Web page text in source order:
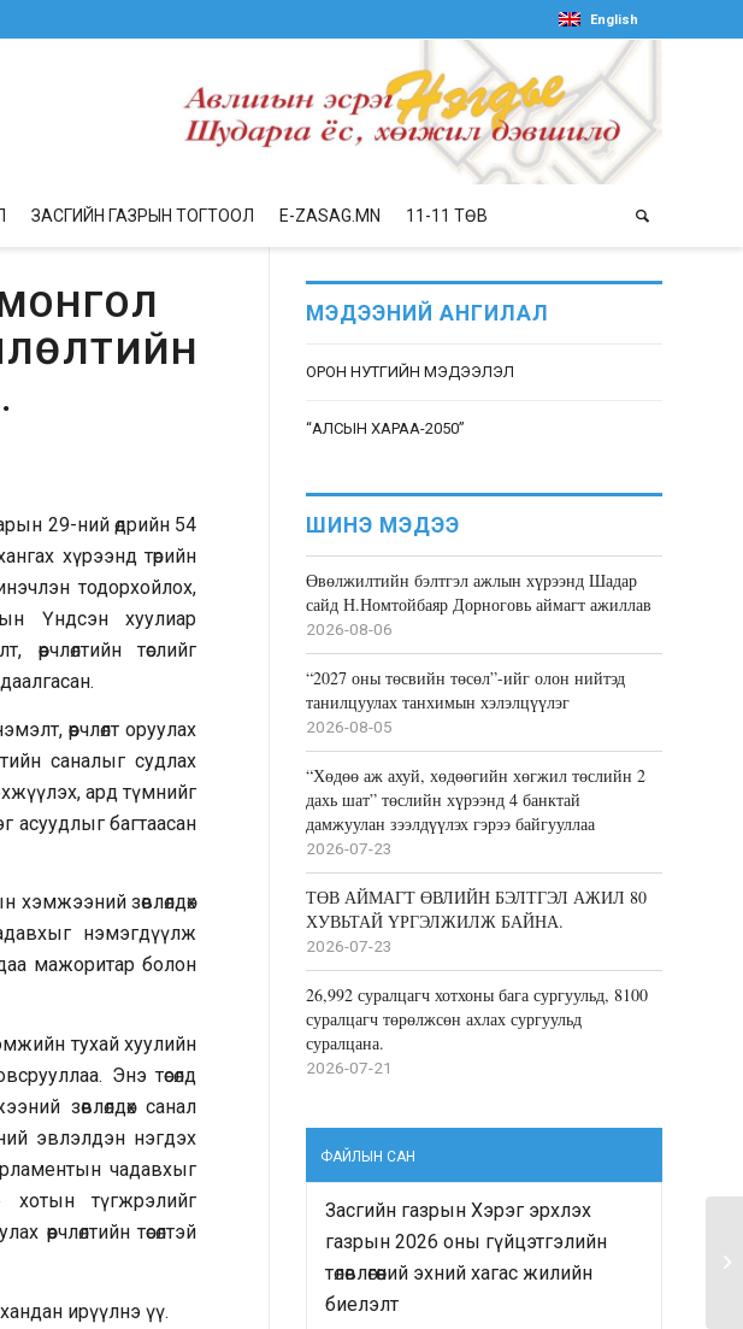
English
ЗАСГИЙН ГАЗРЫН ТОГТООЛ E-ZASAG.MN 11-11 ТӨВ
29-ний өдрийн 54
хүрээнд төрийн
тодорхойлох,
Үндсэн хуулиар
төслийг
өөрчлөлт оруулах
саналыг судлах
ард түмнийг
асуудлыг багтаасан
зөвлөлдөх
нэмэгдүүлж
мажоритар болон
тухай хуулийн
Энэ төсөлд
зөвлөлдөх санал
эвлэлдэн нэгдэх
чадавхыг
хотын түгжрэлийг
төсөлтэй
ирүүлнэ үү.
МЭДЭЭНИЙ АНГИЛАЛ
ОРОН НУТГИЙН МЭДЭЭЛЭЛ
“АЛСЫН ХАРАА-2050”
ШИНЭ МЭДЭЭ
Өвөлжилтийн бэлтгэл ажлын хүрээнд Шадар
сайд Н.Номтойбаяр Дорноговь аймагт ажиллав
2026-08-06
“2027 оны төсвийн төсөл”-ийг олон нийтэд
танилцуулах танхимын хэлэлцүүлэг
2026-08-05
“Хөдөө аж ахуй, хөдөөгийн хөгжил төслийн 2
дахь шат” төслийн хүрээнд 4 банктай
дамжуулан зээлдүүлэх гэрээ байгууллаа
2026-07-23
ТӨВ АЙМАГТ ӨВЛИЙН БЭЛТГЭЛ АЖИЛ 80
ХУВЬТАЙ ҮРГЭЛЖИЛЖ БАЙНА.
2026-07-23
26,992 суралцагч хотхоны бага сургуульд, 8100
суралцагч төрөлжсөн ахлах сургуульд
суралцана.
2026-07-21
ФАЙЛЫН САН
Засгийн газрын Хэрэг эрхлэх
газрын 2026 оны гүйцэтгэлийн
төлөвлөгөөний эхний хагас жилийн
биелэлт